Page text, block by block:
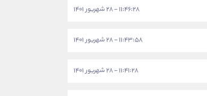
۱۱:۴۶:۲۸ - ۲۸ شهریور ۱۴۰۱
۱۱:۴۳:۵۸ - ۲۸ شهریور ۱۴۰۱
۱۱:۴۱:۲۸ - ۲۸ شهریور ۱۴۰۱